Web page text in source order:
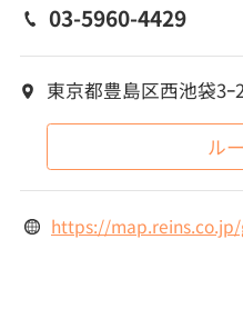
03-5960-4429
東京都豊島区西池袋3ｰ
ル
https://